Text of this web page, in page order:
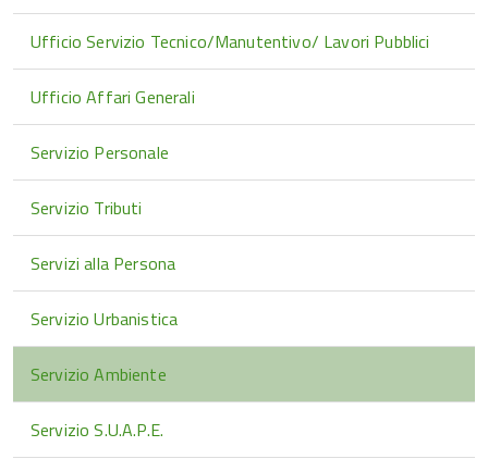
Ufficio Servizio Tecnico/Manutentivo/ Lavori Pubblici
Ufficio Affari Generali
Servizio Personale
Servizio Tributi
Servizi alla Persona
Servizio Urbanistica
Servizio Ambiente
Servizio S.U.A.P.E.